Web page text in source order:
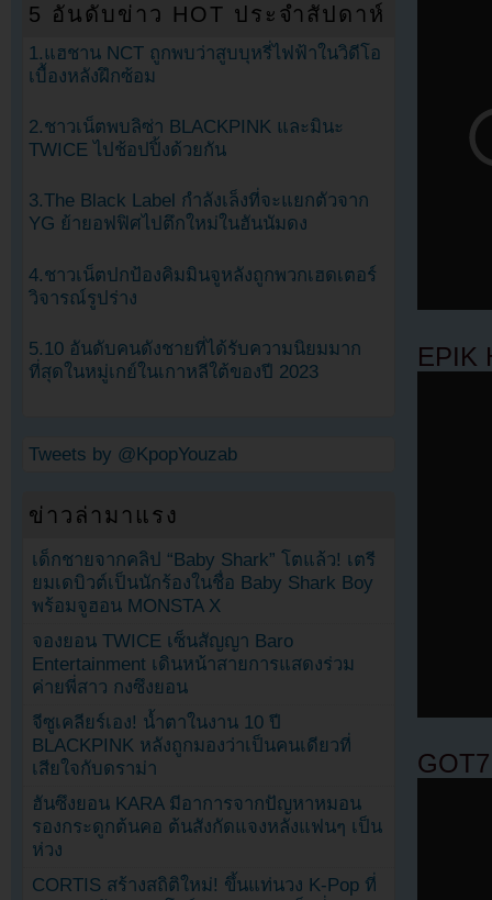
EPIK
GOT7
5 อันดับข่าว HOT ประจำสัปดาห์
1.แฮชาน NCT ถูกพบว่าสูบบุหรี่ไฟฟ้าในวิดีโอ
เบื้องหลังฝึกซ้อม
2.ชาวเน็ตพบลิซ่า BLACKPINK และมินะ
TWICE ไปช้อปปิ้งด้วยกัน
3.The Black Label กำลังเล็งที่จะแยกตัวจาก
YG ย้ายอฟฟิศไปตึกใหม่ในฮันนัมดง
4.ชาวเน็ตปกป้องคิมมินจูหลังถูกพวกเฮดเตอร์
วิจารณ์รูปร่าง
5.10 อันดับคนดังชายที่ได้รับความนิยมมาก
ที่สุดในหมู่เกย์ในเกาหลีใต้ของปี 2023
Tweets by @KpopYouzab
ข่าวล่ามาแรง
เด็กชายจากคลิป “Baby Shark” โตแล้ว! เตรี
ยมเดบิวต์เป็นนักร้องในชื่อ Baby Shark Boy
พร้อมจูฮอน MONSTA X
จองยอน TWICE เซ็นสัญญา Baro
Entertainment เดินหน้าสายการแสดงร่วม
ค่ายพี่สาว กงซึงยอน
จีซูเคลียร์เอง! น้ำตาในงาน 10 ปี
BLACKPINK หลังถูกมองว่าเป็นคนเดียวที่
เสียใจกับดราม่า
ฮันซึงยอน KARA มีอาการจากปัญหาหมอน
รองกระดูกต้นคอ ต้นสังกัดแจงหลังแฟนๆ เป็น
ห่วง
CORTIS สร้างสถิติใหม่! ขึ้นแท่นวง K-Pop ที่